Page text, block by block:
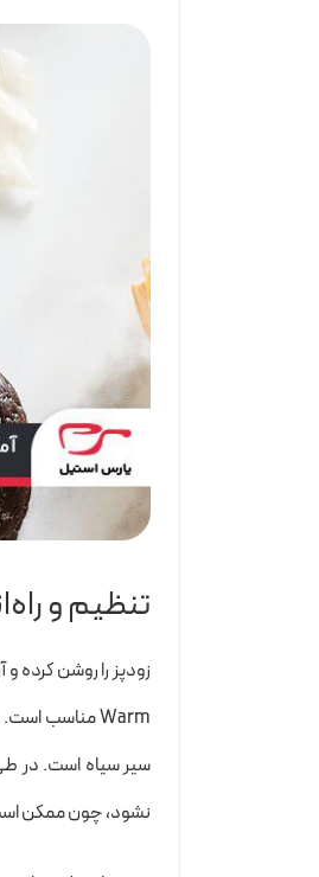
تنظیم و
نشود، چون ممکن